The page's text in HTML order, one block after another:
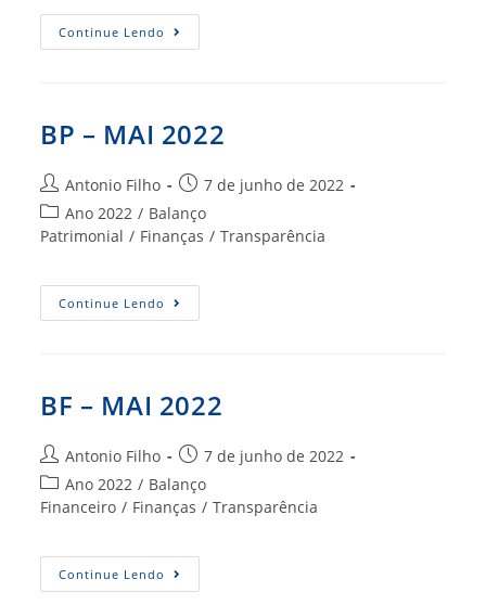
Continue Lendo VARIAÇÕES
PATRIMONIAIS
BP – MAI 2022
Autor
do
post:
Antonio Filho
Post
publicado:
7 de junho de 2022
Categoria
do
Ano 2022 / Balanço
Patrimonial / Finanças / Transparência
Continue Lendo BP
–
BF – MAI 2022
Autor
do
post:
Antonio Filho
Post
publicado:
7 de junho de 2022
Categoria
do
Ano 2022 / Balanço
Financeiro / Finanças / Transparência
Continue Lendo BF
–